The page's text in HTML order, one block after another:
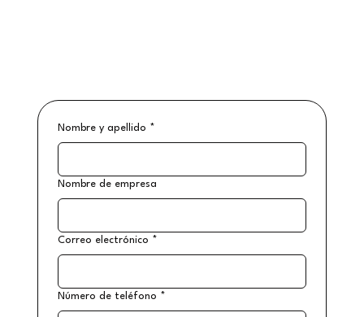
Nombre y apellido *
Nombre de empresa
Correo electrónico *
Número de teléfono *